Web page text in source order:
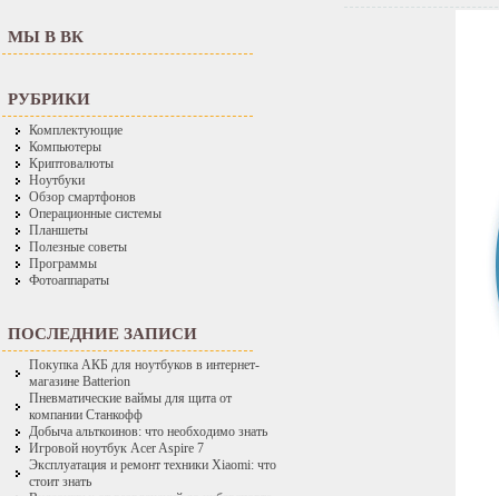
МЫ В ВК
РУБРИКИ
Комплектующие
Компьютеры
Криптовалюты
Ноутбуки
Обзор смартфонов
Операционные системы
Планшеты
Полезные советы
Программы
Фотоаппараты
ПОСЛЕДНИЕ ЗАПИСИ
Покупка АКБ для ноутбуков в интернет-
магазине Batterion
Пневматические ваймы для щита от
компании Станкофф
Добыча альткоинов: что необходимо знать
Игровой ноутбук Acer Aspire 7
Эксплуатация и ремонт техники Xiaomi: что
стоит знать